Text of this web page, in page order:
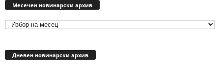
Месечен новинарски архив
Дневен новинарски архив